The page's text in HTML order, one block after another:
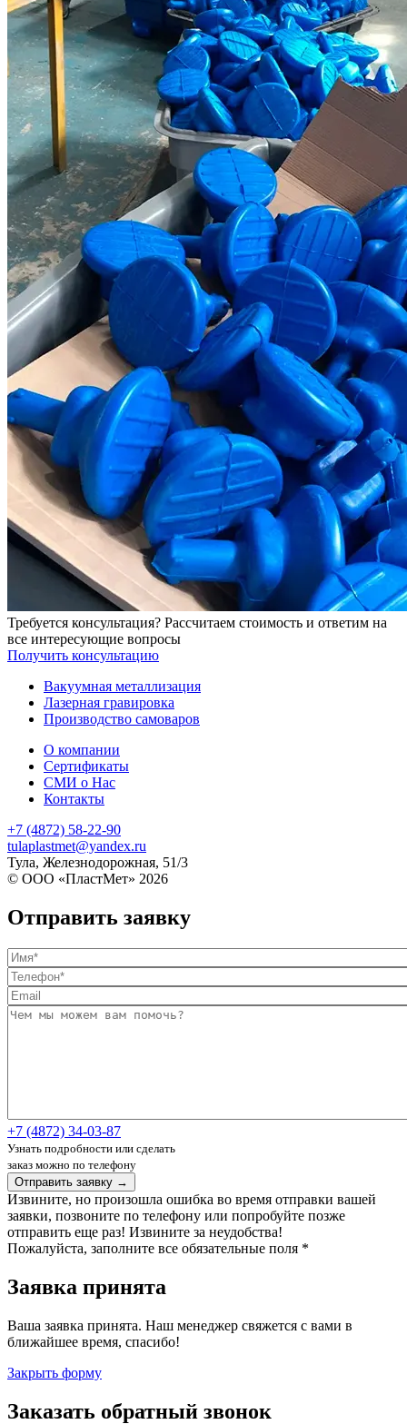
Требуется консультация? Рассчитаем стоимость и ответим на
все интересующие вопросы
Получить консультацию
Вакуумная металлизация
Лазерная гравировка
Производство самоваров
О компании
Сертификаты
СМИ о Нас
Контакты
+7 (4872) 58-22-90
tulaplastmet@yandex.ru
Тула, Железнодорожная, 51/3
© ООО «ПластМет» 2026
Отправить заявку
+7 (4872) 34-03-87
Узнать подробности или сделать
заказ можно по телефону
Отправить заявку →
Извините, но произошла ошибка во время отправки вашей
заявки, позвоните по телефону или попробуйте позже
отправить еще раз! Извините за неудобства!
Пожалуйста, заполните все обязательные поля *
Заявка принята
Ваша заявка принята. Наш менеджер свяжется с вами в
ближайшее время, спасибо!
Закрыть форму
Заказать обратный звонок